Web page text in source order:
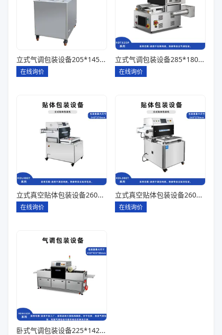
立式气调包装设备205*145*85一出四
在线询价
立式气调包装设备285*180*80一出一
在线询价
立式真空贴体包装设备260*180一出四
在线询价
立式真空贴体包装设备260*180一出二
在线询价
卧式气调包装设备225*142*80一出六